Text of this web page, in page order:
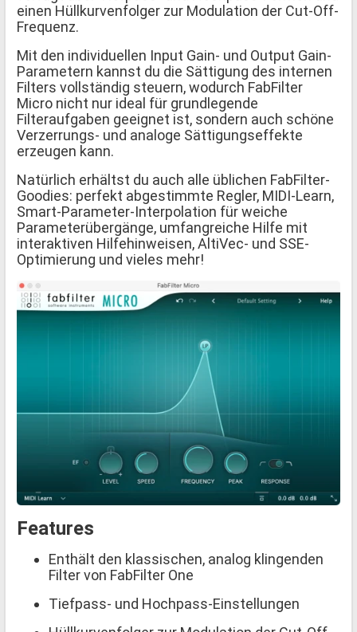
einen Hüllkurvenfolger zur Modulation der Cut-Off-
Frequenz.
Mit den individuellen Input Gain- und Output Gain-
Parametern kannst du die Sättigung des internen
Filters vollständig steuern, wodurch FabFilter
Micro nicht nur ideal für grundlegende
Filteraufgaben geeignet ist, sondern auch schöne
Verzerrungs- und analoge Sättigungseffekte
erzeugen kann.
Natürlich erhältst du auch alle üblichen FabFilter-
Goodies: perfekt abgestimmte Regler, MIDI-Learn,
Smart-Parameter-Interpolation für weiche
Parameterübergänge, umfangreiche Hilfe mit
interaktiven Hilfehinweisen, AltiVec- und SSE-
Optimierung und vieles mehr!
Features
Enthält den klassischen, analog klingenden
Filter von FabFilter One
Tiefpass- und Hochpass-Einstellungen